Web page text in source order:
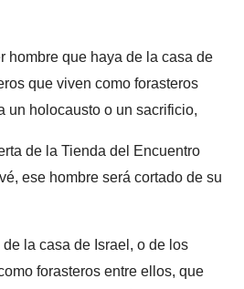
hombre que haya de la casa de
que viven como forasteros
un holocausto o un sacrificio,
de la Tienda del Encuentro
ese hombre será cortado de su
de la casa de Israel, o de los
forasteros entre ellos, que